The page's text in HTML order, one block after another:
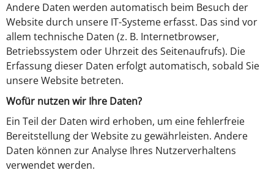
Andere Daten werden automatisch beim Besuch der
Website durch unsere IT-Systeme erfasst. Das sind vor
allem technische Daten (z. B. Internetbrowser,
Betriebssystem oder Uhrzeit des Seitenaufrufs). Die
Erfassung dieser Daten erfolgt automatisch, sobald Sie
unsere Website betreten.
Wofür nutzen wir Ihre Daten?
Ein Teil der Daten wird erhoben, um eine fehlerfreie
Bereitstellung der Website zu gewährleisten. Andere
Daten können zur Analyse Ihres Nutzerverhaltens
verwendet werden.